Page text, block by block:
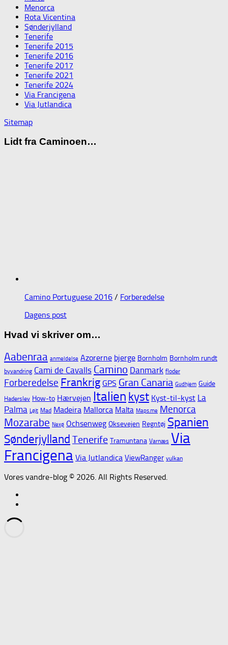
Menorca
Rota Vicentina
Sønderjylland
Tenerife
Tenerife 2015
Tenerife 2016
Tenerife 2017
Tenerife 2021
Tenerife 2024
Via Francigena
Via Jutlandica
Sitemap
Lidt fra Caminoen…
Camino Portuguese 2016 / Forberedelse
Dagens post
Hvad vi skriver om…
Aabenraa anmeldelse Azorerne bjerge Bornholm Bornholm rundt
byvandring Cami de Cavalls Camino Danmark floder
Forberedelse Frankrig GPS Gran Canaria Gudhjem Guide
Haderslev How-to Hærvejen Italien kyst Kyst-til-kyst La
Palma Løjt Mad Madeira Mallorca Malta Maps.me Menorca
Mozarabe Nexø Ochsenweg Oksevejen Regntøj Spanien
Sønderjylland Tenerife Tramuntana Varnæs Via
Francigena Via Jutlandica ViewRanger vulkan
Vores vandre-blog © 2026. All Rights Reserved.